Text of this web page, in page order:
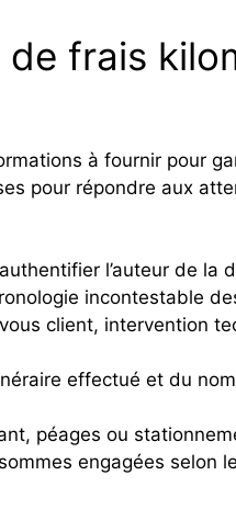
frais
à fournir pour
pour répondre aux
l’auteur de la
incontestable
client, intervention
effectué et du
péages ou
engagées selon